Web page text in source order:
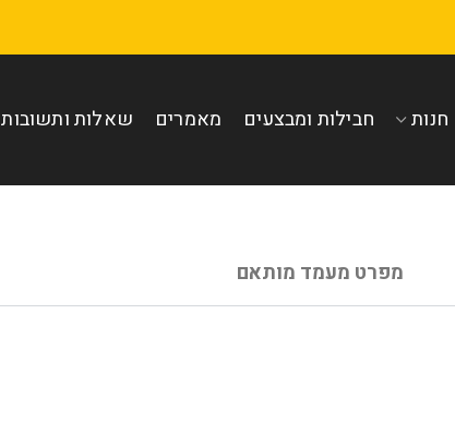
חנות חבילות ומבצעים מאמרים שאלות ותשובות
מפרט מעמד מותאם